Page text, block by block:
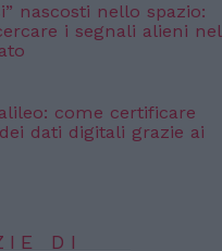
nascosti nello spazio:
i segnali alieni nel
come certificare
dati digitali grazie ai
DI